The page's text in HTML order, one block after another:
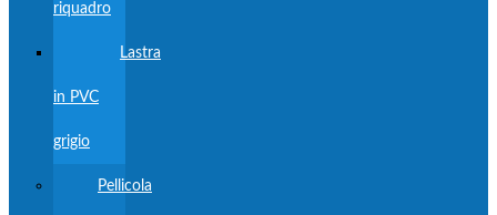
riquadro
Lastra
in PVC
grigio
Pellicola